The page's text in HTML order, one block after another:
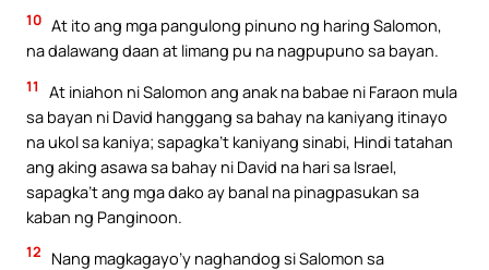
10 At ito ang mga pangulong pinuno ng haring Salomon,
na dalawang daan at limang pu na nagpupuno sa bayan.
11
At iniahon ni Salomon ang anak na babae ni Faraon mula
sa bayan ni David hanggang sa bahay na kaniyang itinayo
na ukol sa kaniya; sapagka’t kaniyang sinabi, Hindi tatahan
ang aking asawa sa bahay ni David na hari sa Israel,
sapagka’t ang mga dako ay banal na pinagpasukan sa
kaban ng Panginoon.
12
Nang magkagayo’y naghandog si Salomon sa